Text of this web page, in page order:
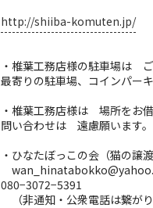
http://shiiba-komuten.jp/
・椎葉工務店様の駐車場は
最寄りの駐車場、コインパー
・椎葉工務店様は 場所をお
問い合わせは 遠慮願います。
・ひなたぼっこの会（猫の譲
080−3072−5391
（非通知・公衆電話は繋が